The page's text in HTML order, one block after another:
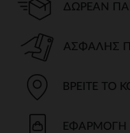
ΔΩΡΕΆΝ
ΑΣΦΑΛΉΣ
ΒΡΕΊΤΕ ΤΟ
ΕΦΑΡΜΟΓΉ